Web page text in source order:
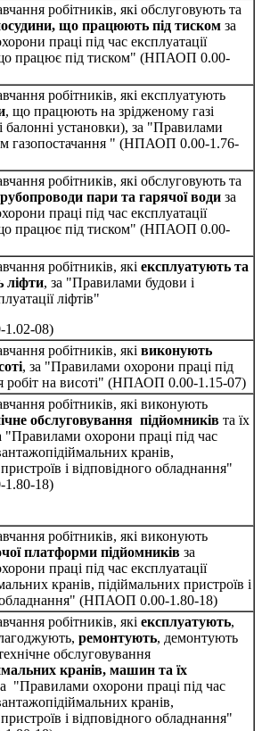
робітників, які обслуговують та
що працюють під тиском за
праці під час експлуатації
працює під тиском" (НПАОП 0.00-
робітників, які експлуатують
, що працюють на зрідженому газі
балонні установки), за "Правилами
газопостачання " (НПАОП 0.00-1.76-
робітників, які обслуговують та
пари та гарячої води за
праці під час експлуатації
працює під тиском" (НПАОП 0.00-
робітників, які експлуатують та
ліфти, за "Правилами будови і
ліфтів"
08)
робітників, які виконують
, за "Правилами охорони праці під
робіт на висоті" (НПАОП 0.00-1.15-07)
робітників, які виконують
обслуговування підйомників та їх
"Правилами охорони праці під час
кранів,
і відповідного обладнання"
18)
робітників, які виконують
платформи підйомників за
праці під час експлуатації
кранів, підіймальних пристроїв і
обладнання" (НПАОП 0.00-1.80-18)
робітників, які експлуатують,
ремонтують, демонтують
обслуговування
кранів, машин та їх
"Правилами охорони праці під час
кранів,
і відповідного обладнання"